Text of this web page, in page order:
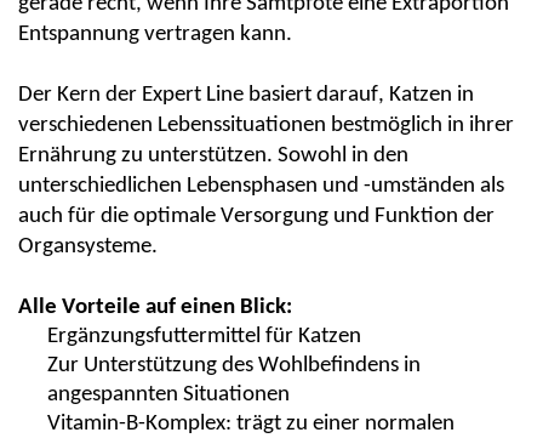
gerade recht, wenn Ihre Samtpfote eine Extraportion
Entspannung vertragen kann.
Der Kern der Expert Line basiert darauf, Katzen in
verschiedenen Lebenssituationen bestmöglich in ihrer
Ernährung zu unterstützen. Sowohl in den
unterschiedlichen Lebensphasen und -umständen als
auch für die optimale Versorgung und Funktion der
Organsysteme.
Alle Vorteile auf einen Blick:
Ergänzungsfuttermittel für Katzen
Zur Unterstützung des Wohlbefindens in
angespannten Situationen
Vitamin-B-Komplex: trägt zu einer normalen